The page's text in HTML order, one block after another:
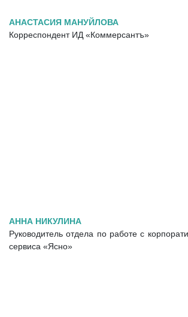
АНАСТАСИЯ МАНУЙЛОВА
Корреспондент ИД «Коммерсантъ»
АННА НИКУЛИНА
Руководитель отдела по работе с
сервиса «Ясно»